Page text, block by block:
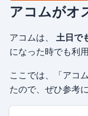
アコムがオ
アコムは、 土日で
になった時でも利
ここでは、「アコ
たので、ぜひ参考